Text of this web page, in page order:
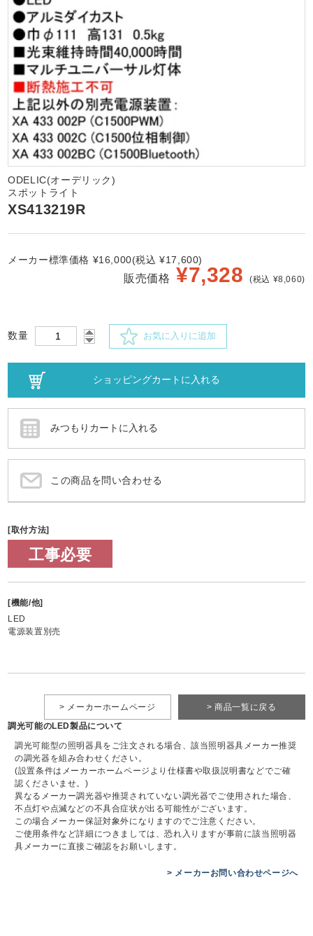
ODELIC(オーデリック)
スポットライト
XS413219R
メーカー標準価格 ¥16,000(税込 ¥17,600)
販売価格 ¥7,328 (税込 ¥8,060)
数量 お気に入りに追加
この商品を問い合わせる
[取付方法]
工事必要
[機能/他]
LED
電源装置別売
> 商品一覧に戻る
> メーカーホームページ
調光可能のLED製品について
調光可能型の照明器具をご注文される場合、該当照明器具メーカー推奨
の調光器を組み合わせください。
(設置条件はメーカーホームページより仕様書や取扱説明書などでご確
認くださいませ。)
異なるメーカー調光器や推奨されていない調光器でご使用された場合、
不点灯や点滅などの不具合症状が出る可能性がございます。
この場合メーカー保証対象外になりますのでご注意ください。
ご使用条件など詳細につきましては、恐れ入りますが事前に該当照明器
具メーカーに直接ご確認をお願いします。
> メーカーお問い合わせページへ